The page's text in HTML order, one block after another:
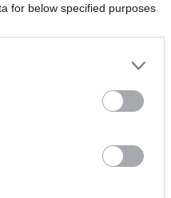
for below specified purposes
πρόβλημα